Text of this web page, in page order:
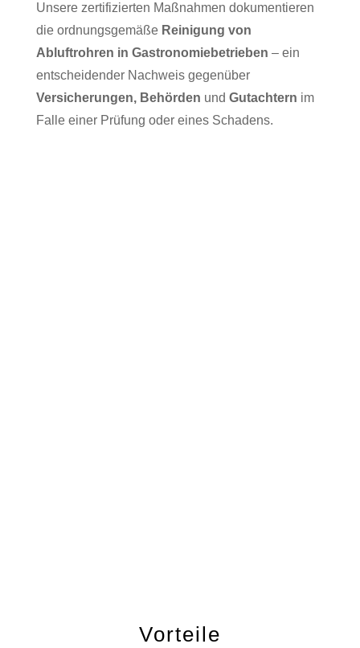
Unsere zertifizierten Maßnahmen dokumentieren
die ordnungsgemäße Reinigung von
Abluftrohren in Gastronomiebetrieben – ein
entscheidender Nachweis gegenüber
Versicherungen, Behörden und Gutachtern im
Falle einer Prüfung oder eines Schadens.
Vorteile